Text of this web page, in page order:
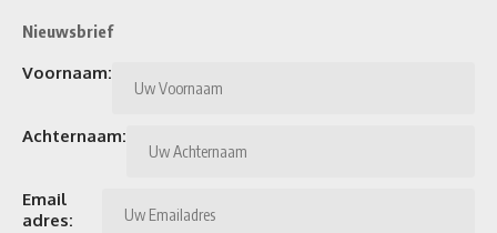
Nieuwsbrief
Voornaam:
Achternaam:
Email
adres: